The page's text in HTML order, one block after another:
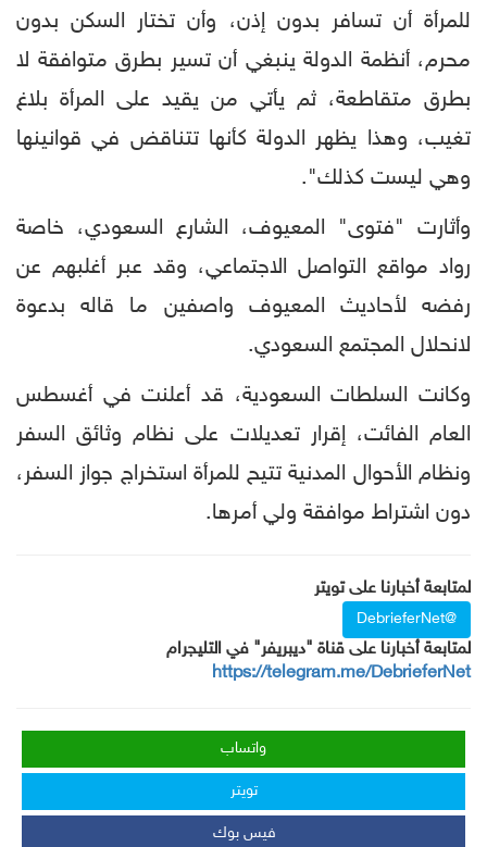
للمرأة أن تسافر بدون إذن، وأن تختار السكن بدون
محرم، أنظمة الدولة ينبغي أن تسير بطرق متوافقة لا
بطرق متقاطعة، ثم يأتي من يقيد على المرأة بلاغ
تغيب، وهذا يظهر الدولة كأنها تتناقض في قوانينها
وهي ليست كذلك".
وأثارت "فتوى" المعيوف، الشارع السعودي، خاصة
رواد مواقع التواصل الاجتماعي، وقد عبر أغلبهم عن
رفضه لأحاديث المعيوف واصفين ما قاله بدعوة
لانحلال المجتمع السعودي.
وكانت السلطات السعودية، قد أعلنت في أغسطس
العام الفائت، إقرار تعديلات على نظام وثائق السفر
ونظام الأحوال المدنية تتيح للمرأة استخراج جواز السفر،
دون اشتراط موافقة ولي أمرها.
لمتابعة أخبارنا على تويتر
@DebrieferNet
لمتابعة أخبارنا على قناة "ديبريفر" في التليجرام
https://telegram.me/DebrieferNet
واتساب
تويتر
فيس بوك